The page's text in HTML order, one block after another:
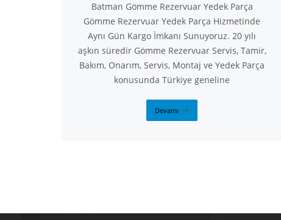
Batman Gömme Rezervuar Yedek Parça
Gömme Rezervuar Yedek Parça Hizmetinde
Aynı Gün Kargo İmkanı Sunuyoruz. 20 yılı
aşkın süredir Gömme Rezervuar Servis, Tamir,
Bakım, Onarım, Servis, Montaj ve Yedek Parça
konusunda Türkiye geneline
Devamı